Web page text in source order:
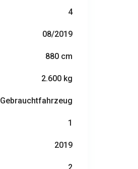
4
08/2019
880 cm
2.600 kg
Gebrauchtfahrzeug
1
2019